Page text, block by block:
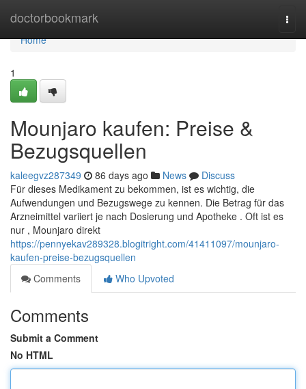
doctorbookmark
Home
Home
1
Mounjaro kaufen: Preise &
Bezugsquellen
kaleegvz287349 86 days ago News
Discuss
Für dieses Medikament zu bekommen, ist es wichtig, die
Aufwendungen und Bezugswege zu kennen. Die Betrag für das
Arzneimittel variiert je nach Dosierung und Apotheke . Oft ist es
nur , Mounjaro direkt
https://pennyekav289328.blogitright.com/41411097/mounjaro-
kaufen-preise-bezugsquellen
Comments
Who Upvoted
Comments
Submit a Comment
No HTML